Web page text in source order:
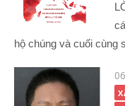
hộ chúng và cuối cùng